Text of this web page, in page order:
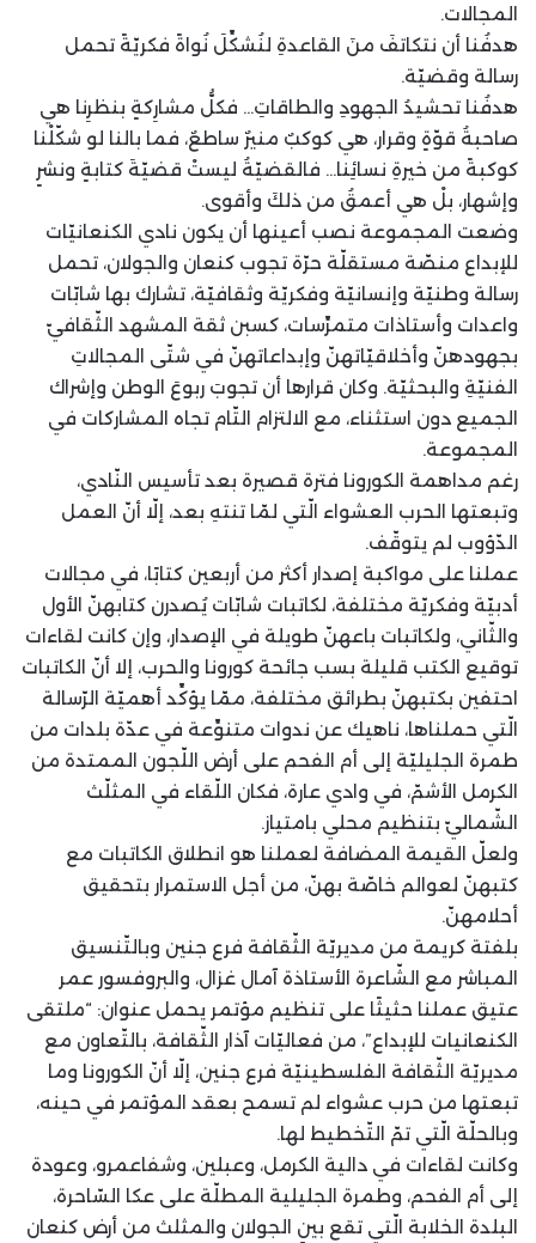
المجالات.
هدفُنا أن نتكاتفَ منَ القاعدةِ لنُشكِّلَ نُواةً فكريّةً تحمل
رسالة وقضيّة.
هدفُنا تحشيدُ الجهودِ والطاقاتِ… فكلُّ مشارِكةٍ بنظرِنا هي
صاحبةُ قوّةٍ وقرار، هي كوكبٌ منيرٌ ساطعٌ، فما بالنا لو شكّلْنا
كوكبةً من خيرةِ نسائِنا… فالقضيّةُ ليستْ قضيّةَ كتابةٍ ونشرٍ
وإشهار، بلْ هي أعمقُ من ذلكَ وأقوى.
وضعت المجموعة نصب أعينها أن يكون نادي الكنعانيّات
للإبداع منصّة مستقلّة حرّة تجوب كنعان والجولان، تحمل
رسالة وطنيّة وإنسانيّة وفكريّة وثقافيّة، تشارك بها شابّات
واعدات وأستاذات متمرِّسات، كسبن ثقة المشهد الثّقافيّ
بجهودهنّ وأخلاقيّاتهنّ وإبداعاتهنّ في شتّى المجالاتِ
الفنيّةِ والبحثيّة. وكان قرارها أن تجوبَ ربوعَ الوطن وإشراك
الجميع دون استثناء، مع الالتزام التّام تجاه المشاركات في
المجموعة.
رغم مداهمة الكورونا فترة قصيرة بعد تأسيس النّادي،
وتبعتها الحرب العشواء الّتي لمّا تنتهِ بعد، إلّا أنّ العمل
الدّؤوب لم يتوقّف.
عملنا على مواكبة إصدار أكثر من أربعين كتابًا، في مجالات
أدبيّة وفكريّة مختلفة، لكاتبات شابّات يُصدرن كتابهنّ الأول
والثّاني، ولكاتبات باعهنّ طويلة في الإصدار، وإن كانت لقاءات
توقيع الكتب قليلة بسب جائحة كورونا والحرب، إلا أنّ الكاتبات
احتفين بكتبهنّ بطرائق مختلفة، ممّا يؤكِّد أهميّة الرّسالة
الّتي حملناها، ناهيك عن ندوات متنوِّعة في عدّة بلدات من
طمرة الجليليّة إلى أم الفحم على أرض اللّجون الممتدة من
الكرمل الأشمّ، في وادي عارة، فكان اللّقاء في المثلّث
الشّماليّ بتنظيم محلي بامتياز.
ولعلّ القيمة المضافة لعملنا هو انطلاق الكاتبات مع
كتبهنّ لعوالم خاصّة بهنّ، من أجل الاستمرار بتحقيق
أحلامهنّ.
بلفتة كريمة من مديريّة الثّقافة فرع جنين وبالتّنسيق
المباشر مع الشّاعرة الأستاذة آمال غزال، والبروفسور عمر
عتيق عملنا حثيثًا على تنظيم مؤتمر يحمل عنوان: “ملتقى
الكنعانيات للإبداع”، من فعاليّات آذار الثّقافة، بالتّعاون مع
مديريّة الثّقافة الفلسطينيّة فرع جنين، إلّا أنّ الكورونا وما
تبعتها من حرب عشواء لم تسمح بعقد المؤتمر في حينه،
وبالحلّة الّتي تمّ التّخطيط لها.
وكانت لقاءات في دالية الكرمل، وعبلين، وشفاعمرو، وعودة
إلى أم الفحم، وطمرة الجليلية المطلّة على عكا السّاحرة،
البلدة الخلابة الّتي تقع بين الجولان والمثلث من أرض كنعان